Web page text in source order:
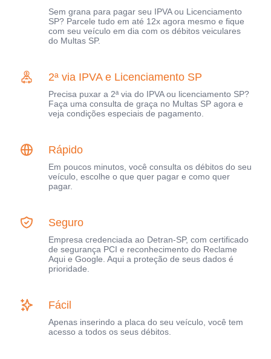
Sem grana para pagar seu IPVA ou Licenciamento
SP? Parcele tudo em até 12x agora mesmo e fique
com seu veículo em dia com os débitos veiculares
do Multas SP.
2ª via IPVA e Licenciamento SP
Precisa puxar a 2ª via do IPVA ou licenciamento SP?
Faça uma consulta de graça no Multas SP agora e
veja condições especiais de pagamento.
Rápido
Em poucos minutos, você consulta os débitos do seu
veículo, escolhe o que quer pagar e como quer
pagar.
Seguro
Empresa credenciada ao Detran-SP, com certificado
de segurança PCI e reconhecimento do Reclame
Aqui e Google. Aqui a proteção de seus dados é
prioridade.
Fácil
Apenas inserindo a placa do seu veículo, você tem
acesso a todos os seus débitos.